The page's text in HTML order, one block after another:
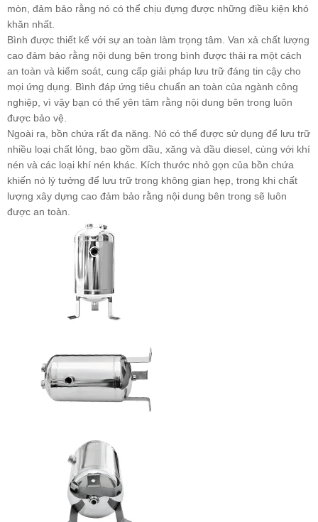
mòn, đảm bảo rằng nó có thể chịu đựng được những điều kiện khó
khăn nhất.
Bình được thiết kế với sự an toàn làm trọng tâm. Van xả chất lượng
cao đảm bảo rằng nội dung bên trong bình được thải ra một cách
an toàn và kiểm soát, cung cấp giải pháp lưu trữ đáng tin cậy cho
mọi ứng dụng. Bình đáp ứng tiêu chuẩn an toàn của ngành công
nghiệp, vì vậy bạn có thể yên tâm rằng nội dung bên trong luôn
được bảo vệ.
Ngoài ra, bồn chứa rất đa năng. Nó có thể được sử dụng để lưu trữ
nhiều loại chất lỏng, bao gồm dầu, xăng và dầu diesel, cùng với khí
nén và các loại khí nén khác. Kích thước nhỏ gọn của bồn chứa
khiến nó lý tưởng để lưu trữ trong không gian hẹp, trong khi chất
lượng xây dựng cao đảm bảo rằng nội dung bên trong sẽ luôn
được an toàn.